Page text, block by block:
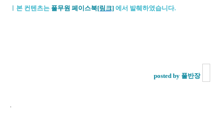
본 컨텐츠는 풀무원 페이스북[링크] 에서 발췌하였습니다.
posted by 풀반장
.